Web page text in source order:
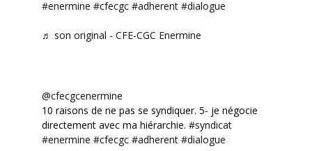
#enermine #cfecgc #adherent #dialogue
♬ son original - CFE-CGC Enermine
@cfecgcenermine
10 raisons de ne pas se syndiquer. 5- je négocie
directement avec ma hiérarchie. #syndicat
#enermine #cfecgc #adherent #dialogue